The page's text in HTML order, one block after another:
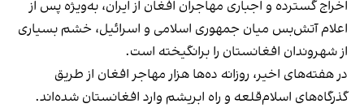
اخراج گسترده و اجباری مهاجران افغان از ایران، به‌ویژه پس از
اعلام آتش‌بس میان جمهوری اسلامی و اسرائیل، خشم بسیاری
از شهروندان افغانستان را برانگیخته است.
در هفته‌های اخیر، روزانه ده‌ها هزار مهاجر افغان از طریق
گذرگاه‌های اسلام‌قلعه و راه ابریشم وارد افغانستان شده‌اند.